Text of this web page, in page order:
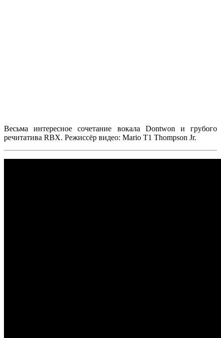
Весьма интересное сочетание вокала Dontwon и грубого
речитатива RBX. Режиссёр видео: Mario T1 Thompson Jr.